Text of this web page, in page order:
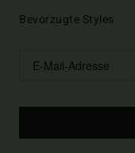
Bevorzugte Styles